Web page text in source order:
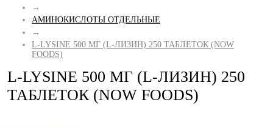
→
АМИНОКИСЛОТЫ ОТДЕЛЬНЫЕ
→
L-LYSINE 500 МГ (L-ЛИЗИН) 250 ТАБЛЕТОК (NOW
FOODS)
L-LYSINE 500 МГ (L-ЛИЗИН) 250
ТАБЛЕТОК (NOW FOODS)